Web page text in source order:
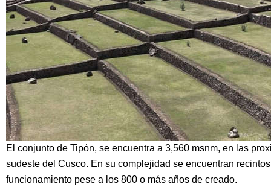
El conjunto de Tipón, se encuentra a 3,560 msnm, en las
sudeste del Cusco. En su complejidad se encuentran
funcionamiento pese a los 800 o más años de creado.